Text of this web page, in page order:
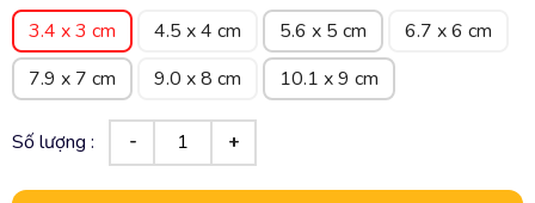
3.4 x 3 cm
4.5 x 4 cm 5.6 x 5 cm
6.7 x 6 cm
7.9 x 7 cm
9.0 x 8 cm 10.1 x 9 cm
Số lượng :